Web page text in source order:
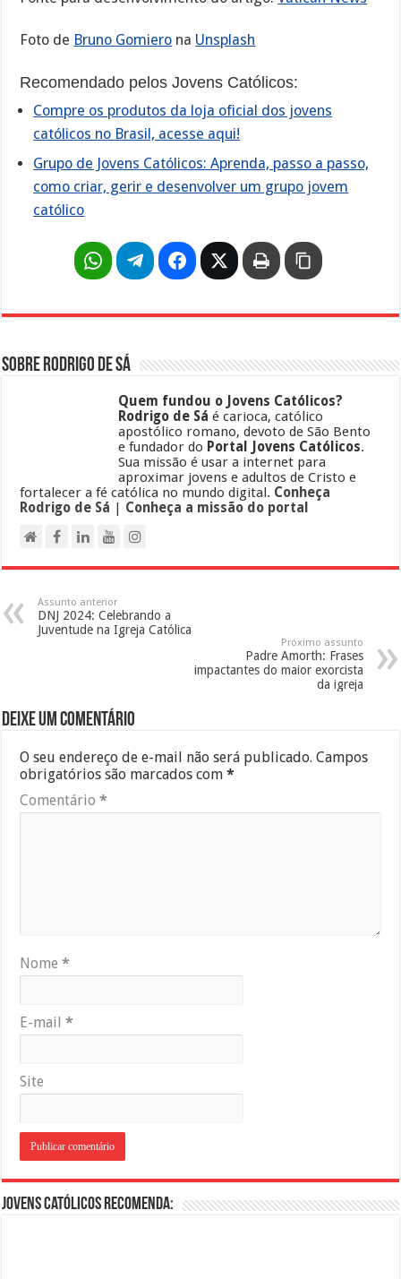
Foto de Bruno Gomiero na Unsplash
Recomendado pelos Jovens Católicos:
Compre os produtos da loja oficial dos jovens
católicos no Brasil, acesse aqui!
Grupo de Jovens Católicos: Aprenda, passo a passo,
como criar, gerir e desenvolver um grupo jovem
católico
Sobre Rodrigo de Sá
Quem fundou o Jovens Católicos?
Rodrigo de Sá é carioca, católico
apostólico romano, devoto de São Bento
e fundador do Portal Jovens Católicos.
Sua missão é usar a internet para
aproximar jovens e adultos de Cristo e
fortalecer a fé católica no mundo digital. Conheça
Rodrigo de Sá | Conheça a missão do portal
Assunto anterior
DNJ 2024: Celebrando a
Juventude na Igreja Católica
Próximo assunto
Padre Amorth: Frases
impactantes do maior exorcista
da igreja
Deixe um comentário
O seu endereço de e-mail não será publicado. Campos
obrigatórios são marcados com*
Comentário*
Nome*
E-mail*
Site
Jovens Católicos Recomenda: